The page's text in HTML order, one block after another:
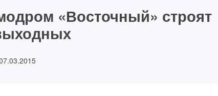
«Восточный» строят